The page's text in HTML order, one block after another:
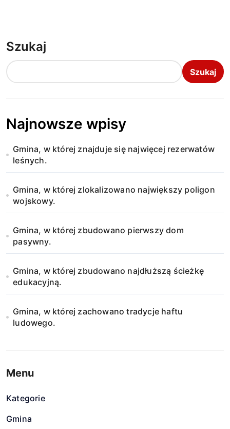
Szukaj
Szukaj
Najnowsze wpisy
Gmina, w której znajduje się najwięcej rezerwatów
leśnych.
Gmina, w której zlokalizowano największy poligon
wojskowy.
Gmina, w której zbudowano pierwszy dom
pasywny.
Gmina, w której zbudowano najdłuższą ścieżkę
edukacyjną.
Gmina, w której zachowano tradycje haftu
ludowego.
Menu
Kategorie
Gmina